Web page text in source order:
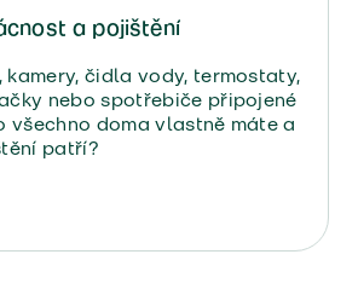
a pojištění
kamery, čidla vody, termostaty,
nebo spotřebiče připojené
všechno doma vlastně máte a
patří?